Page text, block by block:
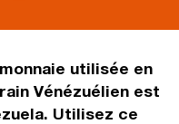
utilisée en
Vénézuélien est
Utilisez ce